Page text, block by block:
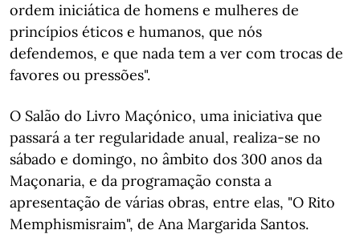
ordem iniciática de homens e mulheres de
princípios éticos e humanos, que nós
defendemos, e que nada tem a ver com trocas de
favores ou pressões".
O Salão do Livro Maçónico, uma iniciativa que
passará a ter regularidade anual, realiza-se no
sábado e domingo, no âmbito dos 300 anos da
Maçonaria, e da programação consta a
apresentação de várias obras, entre elas, "O Rito
Memphismisraim", de Ana Margarida Santos.